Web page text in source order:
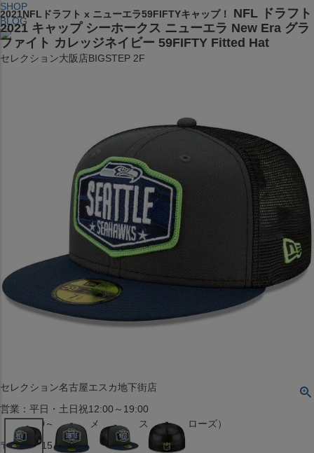
SHOP
BLOG
セレクション大阪店BIGSTEP 2F
大阪府大阪市中央区西心斎橋1丁目6番14号
営業：土・日・祝日のみ 12:00-18:00
〒101-0061
東京都千代田区神田三崎町２丁目２２−１ 1F
セレクション名古屋エスカ地下街店
営業：平日・土日祝12:00～19:00
（※15:00～16:00はメンテナンスのためクローズ）
〒453-0015
2021NFLドラフト x ニューエラ59FIFTYキャップ！
NFL ドラフト
2021 キャップ シーホークス ニューエラ New Era グラ
ファイト カレッジネイビー 59FIFTY Fitted Hat